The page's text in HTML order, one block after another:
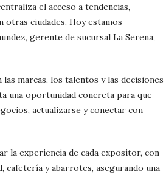
el acceso a tendencias,
otras ciudades. Hoy estamos
gerente de sucursal La Serena,
marcas, los talentos y las decisiones
una oportunidad concreta para que
actualizarse y conectar con
la experiencia de cada expositor, con
cafetería y abarrotes, asegurando una